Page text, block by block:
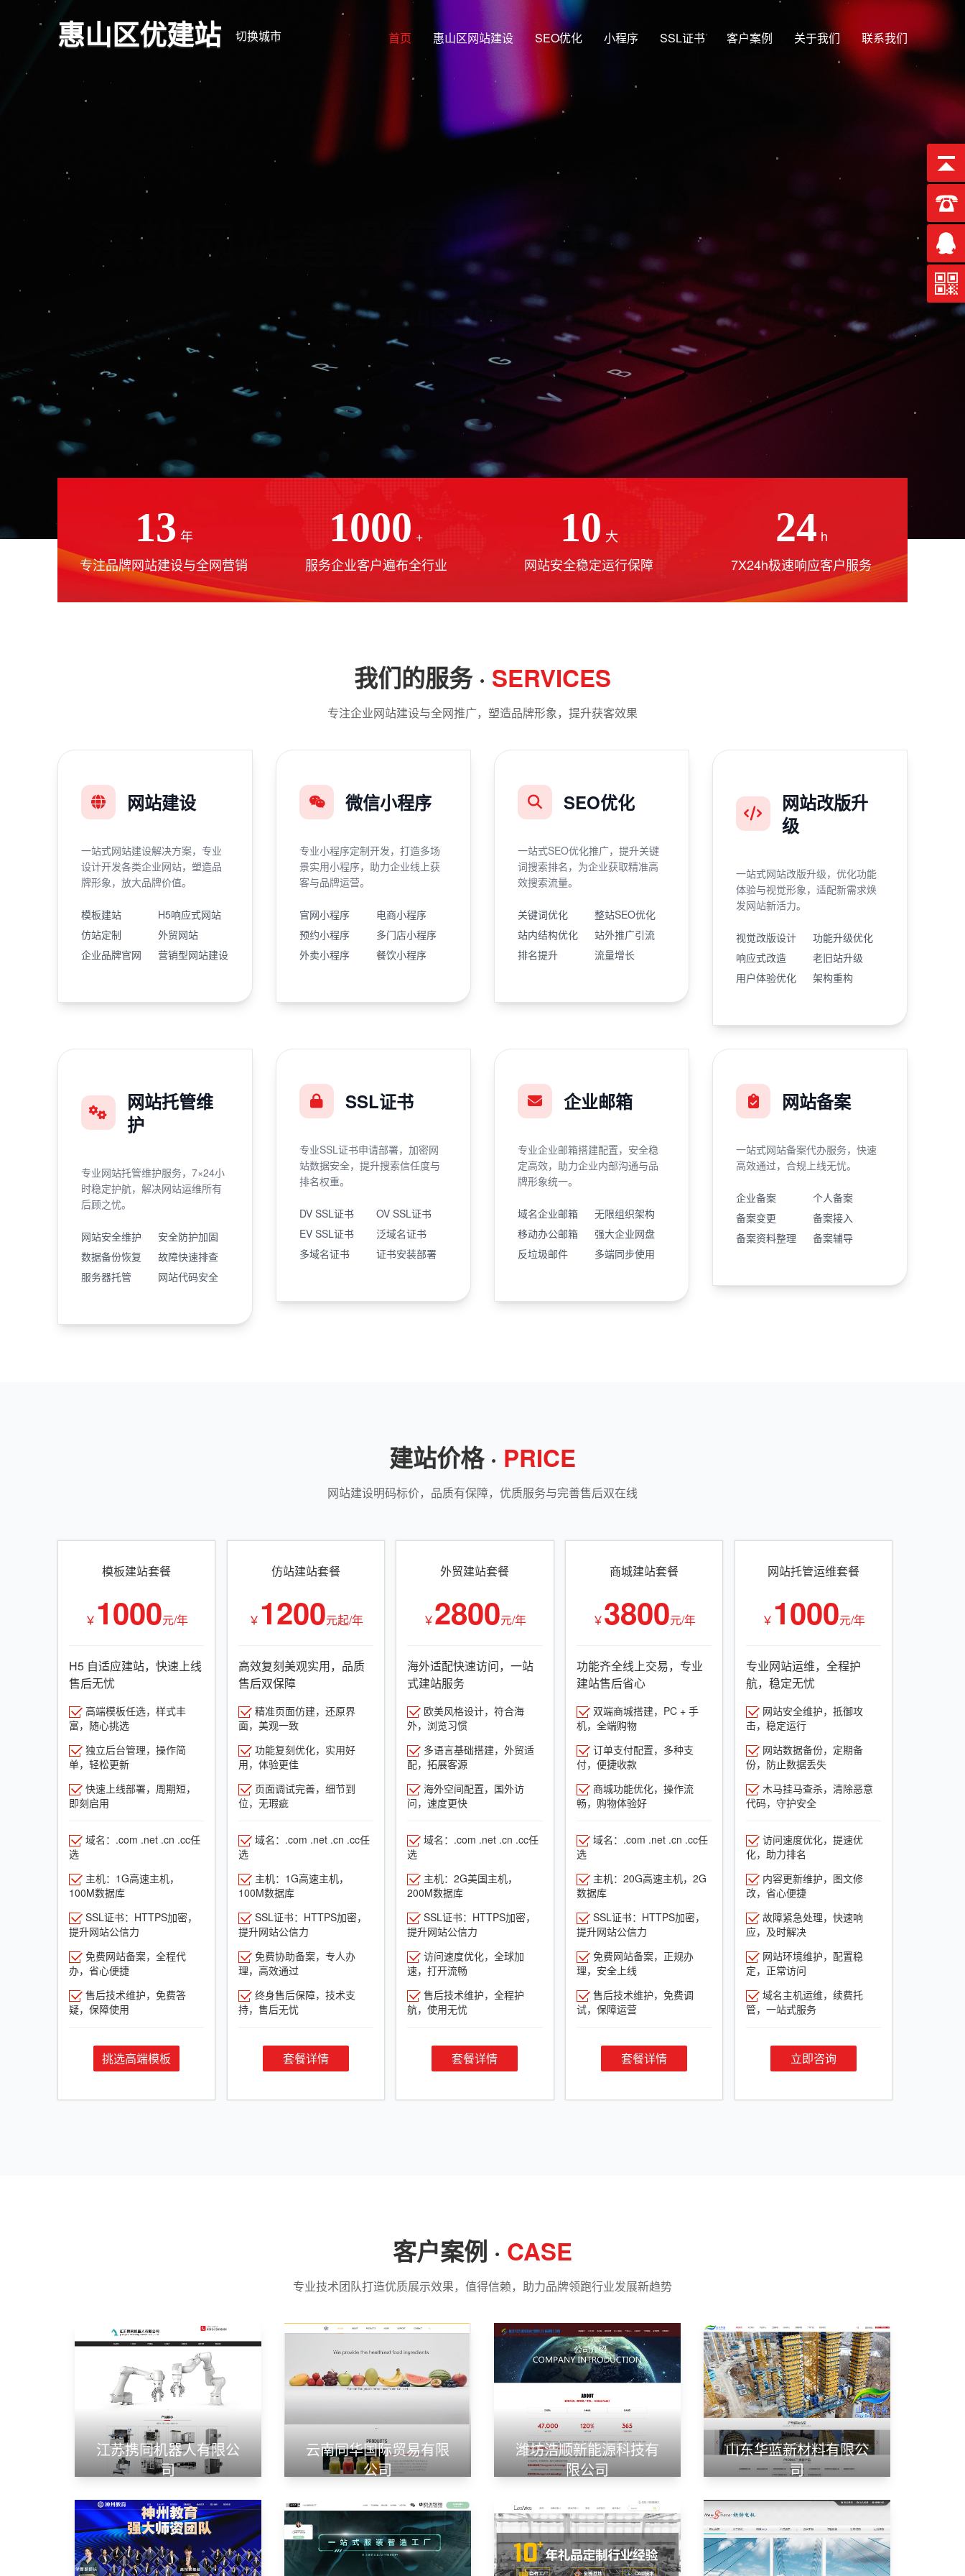
惠山区优建站 切换城市 首页 惠山区网站建设 SEO优化 小程序 SSL证书 客户案例 关于我们 联系我们
深耕网站建设行业13年
专注于惠山区网站建设，惠山区网站制作，惠山区SEO优化排名
13 年
专注品牌网站建设与全网营销
1000 +
服务企业客户遍布全行业
10 大
网站安全稳定运行保障
24 h
7X24h极速响应客户服务
我们的服务 · SERVICES
专注企业网站建设与全网推广，塑造品牌形象，提升获客效果
网站建设
一站式网站建设解决方案，专业
设计开发各类企业网站，塑造品
牌形象，放大品牌价值。
模板建站
H5响应式网站
仿站定制
外贸网站
企业品牌官网
营销型网站建设
微信小程序
专业小程序定制开发，打造多场
景实用小程序，助力企业线上获
客与品牌运营。
官网小程序
电商小程序
预约小程序
多门店小程序
外卖小程序
餐饮小程序
SEO优化
一站式SEO优化推广，提升关键
词搜索排名，为企业获取精准高
效搜索流量。
关键词优化
整站SEO优化
站内结构优化
站外推广引流
排名提升
流量增长
网站改版升
级
一站式网站改版升级，优化功能
体验与视觉形象，适配新需求焕
发网站新活力。
视觉改版设计
功能升级优化
响应式改造
老旧站升级
用户体验优化
架构重构
网站托管维
护
专业网站托管维护服务，7×24小
时稳定护航，解决网站运维所有
后顾之忧。
网站安全维护
安全防护加固
数据备份恢复
故障快速排查
服务器托管
网站代码安全
SSL证书
专业SSL证书申请部署，加密网
站数据安全，提升搜索信任度与
排名权重。
DV SSL证书
OV SSL证书
EV SSL证书
泛域名证书
多域名证书
证书安装部署
企业邮箱
专业企业邮箱搭建配置，安全稳
定高效，助力企业内部沟通与品
牌形象统一。
域名企业邮箱
无限组织架构
移动办公邮箱
强大企业网盘
反垃圾邮件
多端同步使用
网站备案
一站式网站备案代办服务，快速
高效通过，合规上线无忧。
企业备案
个人备案
备案变更
备案接入
备案资料整理
备案辅导
建站价格 · PRICE
网站建设明码标价，品质有保障，优质服务与完善售后双在线
模板建站套餐
￥ 1000元/年
H5 自适应建站，快速上线
售后无忧
高端模板任选，样式丰
富，随心挑选
独立后台管理，操作简
单，轻松更新
快速上线部署，周期短，
即刻启用
域名：.com .net .cn .cc任
选
主机：1G高速主机，
100M数据库
SSL证书：HTTPS加密，
提升网站公信力
免费网站备案，全程代
办，省心便捷
售后技术维护，免费答
疑，保障使用
挑选高端模板
仿站建站套餐
￥ 1200元起/年
高效复刻美观实用，品质
售后双保障
精准页面仿建，还原界
面，美观一致
功能复刻优化，实用好
用，体验更佳
页面调试完善，细节到
位，无瑕疵
域名：.com .net .cn .cc任
选
主机：1G高速主机，
100M数据库
SSL证书：HTTPS加密，
提升网站公信力
免费协助备案，专人办
理，高效通过
终身售后保障，技术支
持，售后无忧
套餐详情
外贸建站套餐
￥2800元/年
海外适配快速访问，一站
式建站服务
欧美风格设计，符合海
外，浏览习惯
多语言基础搭建，外贸适
配，拓展客源
海外空间配置，国外访
问，速度更快
域名：.com .net .cn .cc任
选
主机：2G美国主机，
200M数据库
SSL证书：HTTPS加密，
提升网站公信力
访问速度优化，全球加
速，打开流畅
售后技术维护，全程护
航，使用无忧
套餐详情
商城建站套餐
￥3800元/年
功能齐全线上交易，专业
建站售后省心
双端商城搭建，PC + 手
机，全端购物
订单支付配置，多种支
付，便捷收款
商城功能优化，操作流
畅，购物体验好
域名：.com .net .cn .cc任
选
主机：20G高速主机，2G
数据库
SSL证书：HTTPS加密，
提升网站公信力
免费网站备案，正规办
理，安全上线
售后技术维护，免费调
试，保障运营
套餐详情
网站托管运维套餐
￥ 1000元/年
专业网站运维，全程护
航，稳定无忧
网站安全维护，抵御攻
击，稳定运行
网站数据备份，定期备
份，防止数据丢失
木马挂马查杀，清除恶意
代码，守护安全
访问速度优化，提速优
化，助力排名
内容更新维护，图文修
改，省心便捷
故障紧急处理，快速响
应，及时解决
网站环境维护，配置稳
定，正常访问
域名主机运维，续费托
管，一站式服务
立即咨询
客户案例 · CASE
专业技术团队打造优质展示效果，值得信赖，助力品牌领跑行业发展新趋势
江苏携同机器人有限公
司
云南同华国际贸易有限
公司
潍坊浩顺新能源科技有
限公司
山东华蓝新材料有限公
司